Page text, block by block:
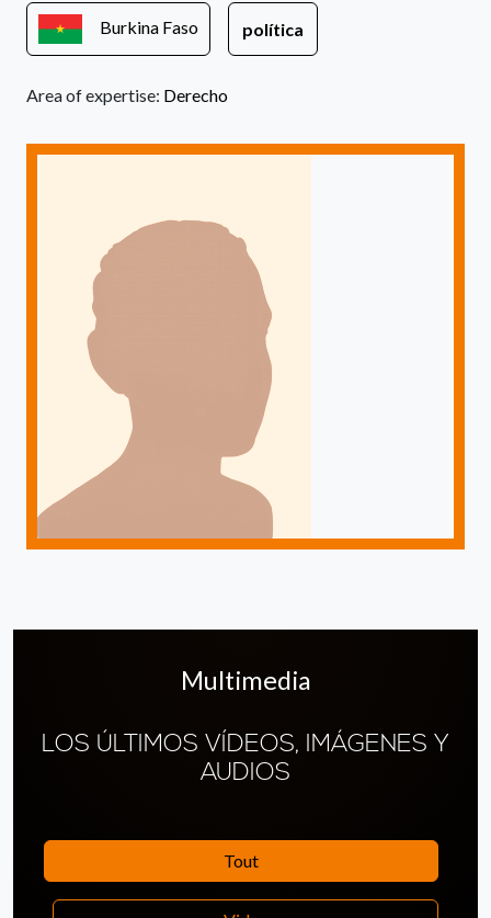
Burkina Faso política
Area of expertise: Derecho
Multimedia
LOS ÚLTIMOS VÍDEOS, IMÁGENES Y
AUDIOS
Tout